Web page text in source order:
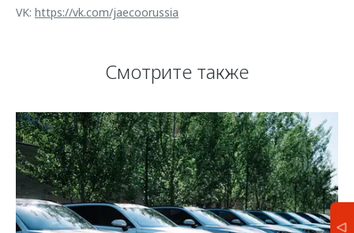
VK: https://vk.com/jaecoorussia
Смотрите также